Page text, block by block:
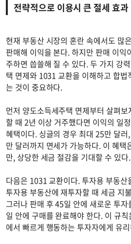
전략적으로 이용시 큰 절세 효과
현재 부동산 시장의 혼란 속에서도 많
판매해 이익을 본다. 하지만 판매 이익
주하면 씁쓸해 질 수 있다. 두 가지 강
택 면제와 1031 교환을 이해하고 합법
는 것이 중요하다.
먼저 양도소득세주택 면제부터 살펴
할 때 2년 이상 거주했다면 이익의 일
혜택이다. 싱글의 경우 최대 25만 달
만 달러까지 면세가 가능하다. 이 혜택
만, 상당한 세금 절감을 기대할 수 있다.
다음은 1031 교환이다. 투자용 부동산
투자용 부동산에 재투자할 때 세금 지
그러나 판매 후 45일 안에 새로운 투
일 안에 구매를 완료해야 한다. 이 규
에서 빠르게 행동하는 투자자에게 유